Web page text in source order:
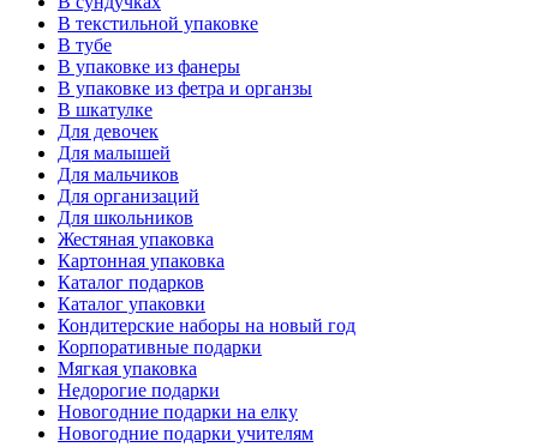
В текстильной упаковке
В тубе
В упаковке из фанеры
В упаковке из фетра и органзы
В шкатулке
Для девочек
Для малышей
Для мальчиков
Для организаций
Для школьников
Жестяная упаковка
Картонная упаковка
Каталог подарков
Каталог упаковки
Кондитерские наборы на новый год
Корпоративные подарки
Мягкая упаковка
Недорогие подарки
Новогодние подарки на елку
Новогодние подарки учителям